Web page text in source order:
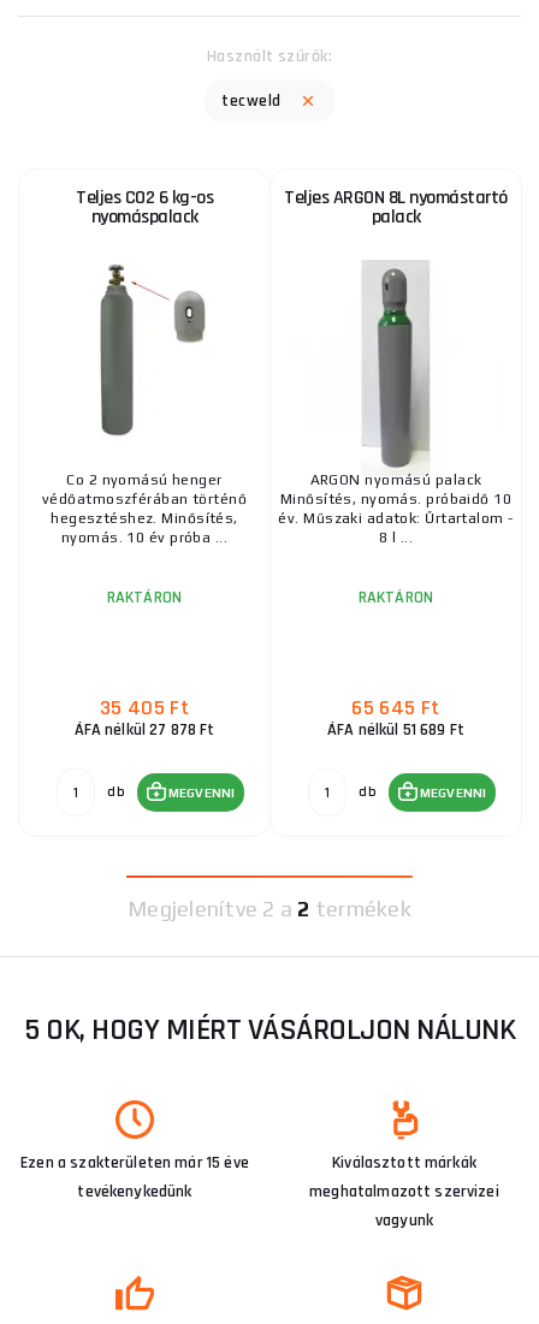
Használt szűrők:
tecweld
Teljes CO2 6 kg-os
nyomáspalack
Co 2 nyomású henger
védőatmoszférában történő
hegesztéshez. Minősítés,
nyomás. 10 év próba ...
RAKTÁRON
35 405 Ft
ÁFA nélkül 27 878 Ft
db MEGVENNI
Teljes ARGON 8L nyomástartó
palack
ARGON nyomású palack
Minősítés, nyomás. próbaidő 10
év. Műszaki adatok: Űrtartalom -
8 l ...
RAKTÁRON
65 645 Ft
ÁFA nélkül 51 689 Ft
db MEGVENNI
Megjelenítve 2 a 2 termékek
5 OK, HOGY MIÉRT VÁSÁROLJON NÁLUNK
Ezen a szakterületen már 15 éve
tevékenykedünk
Kiválasztott márkák
meghatalmazott szervizei
vagyunk